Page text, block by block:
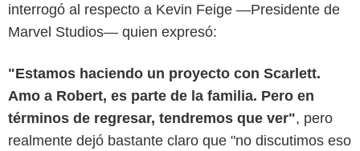
interrogó al respecto a Kevin Feige —Presidente de
Marvel Studios— quien expresó:
"Estamos haciendo un proyecto con Scarlett.
Amo a Robert, es parte de la familia. Pero en
términos de regresar, tendremos que ver", pero
realmente dejó bastante claro que "no discutimos eso